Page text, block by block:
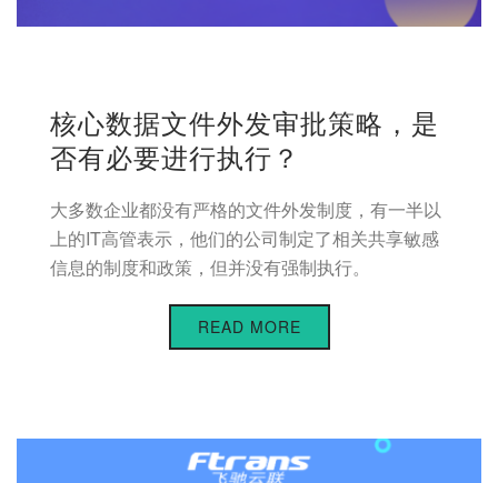
核心数据文件外发审批策略，是
否有必要进行执行？
大多数企业都没有严格的文件外发制度，有一半以
上的IT高管表示，他们的公司制定了相关共享敏感
信息的制度和政策，但并没有强制执行。
READ MORE